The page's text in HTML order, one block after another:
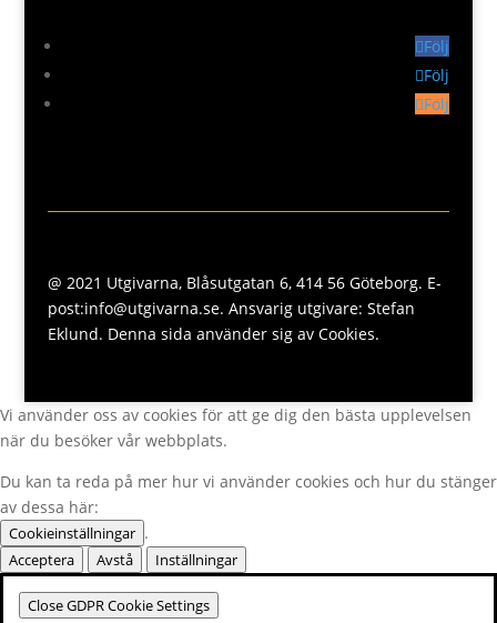
Följ
Följ
Följ
@ 2021 Utgivarna, Blåsutgatan 6, 414 56 Göteborg. E-
post:info@utgivarna.se. Ansvarig utgivare: Stefan
Eklund. Denna sida använder sig av Cookies.
Vi använder oss av cookies för att ge dig den bästa upplevelsen
när du besöker vår webbplats.
Du kan ta reda på mer hur vi använder cookies och hur du stänger
av dessa här:
Cookieinställningar .
Acceptera Avstå Inställningar
Close GDPR Cookie Settings